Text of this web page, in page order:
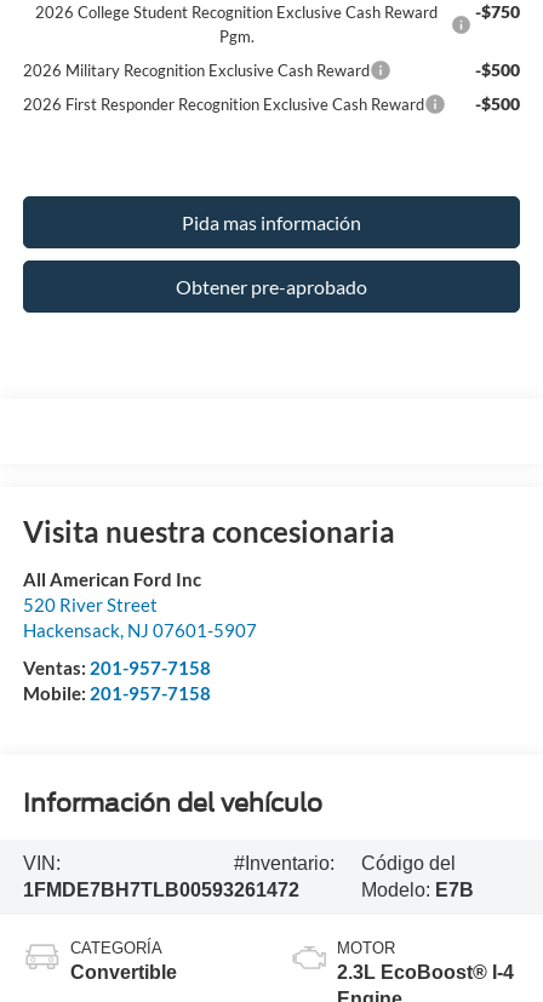
2026 College Student Recognition Exclusive Cash Reward
Pgm.
-$750
2026 Military Recognition Exclusive Cash Reward -$500
2026 First Responder Recognition Exclusive Cash Reward -$500
Pida mas información
Obtener pre-aprobado
Visita nuestra concesionaria
All American Ford Inc
520 River Street
Hackensack, NJ 07601-5907
Ventas: 201-957-7158
Mobile: 201-957-7158
Información del vehículo
VIN:
1FMDE7BH7TLB00593
#Inventario:
261472
Código del
Modelo: E7B
CATEGORÍA
Convertible
MOTOR
2.3L EcoBoost® I-4